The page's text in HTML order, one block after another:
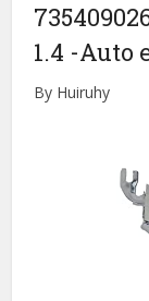
1.4 -Auto
By Huiruhy